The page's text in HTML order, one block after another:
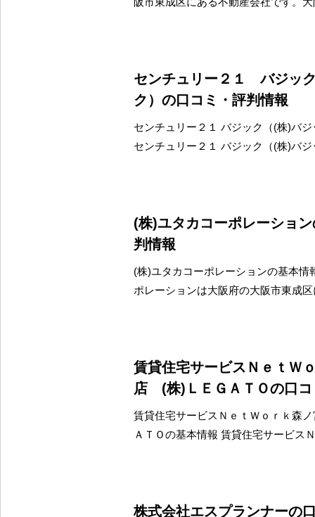
センチュリー２１ バジッ
ク）の口コミ・評判情報
センチュリー２１ バジック（(株)バ
センチュリー２１ バジック（(株)バジ
(株)ユタカコーポレーショ
判情報
(株)ユタカコーポレーションの基本情
ポレーションは大阪府の大阪市東成
賃貸住宅サービスＮｅｔＷ
店 (株)ＬＥＧＡＴＯの口コ
賃貸住宅サービスＮｅｔＷｏｒｋ森
ＡＴＯの基本情報 賃貸住宅サービス
株式会社エスプランナーの